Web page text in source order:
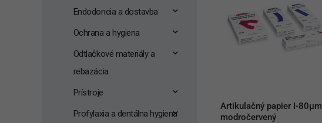
Artikulačný papier I-80µm
modročervený
Endodoncia a dostavba
Ochrana a hygiena
Odtlačkové materiály a
rebazácia
Prístroje
Profylaxia a dentálna hygiena